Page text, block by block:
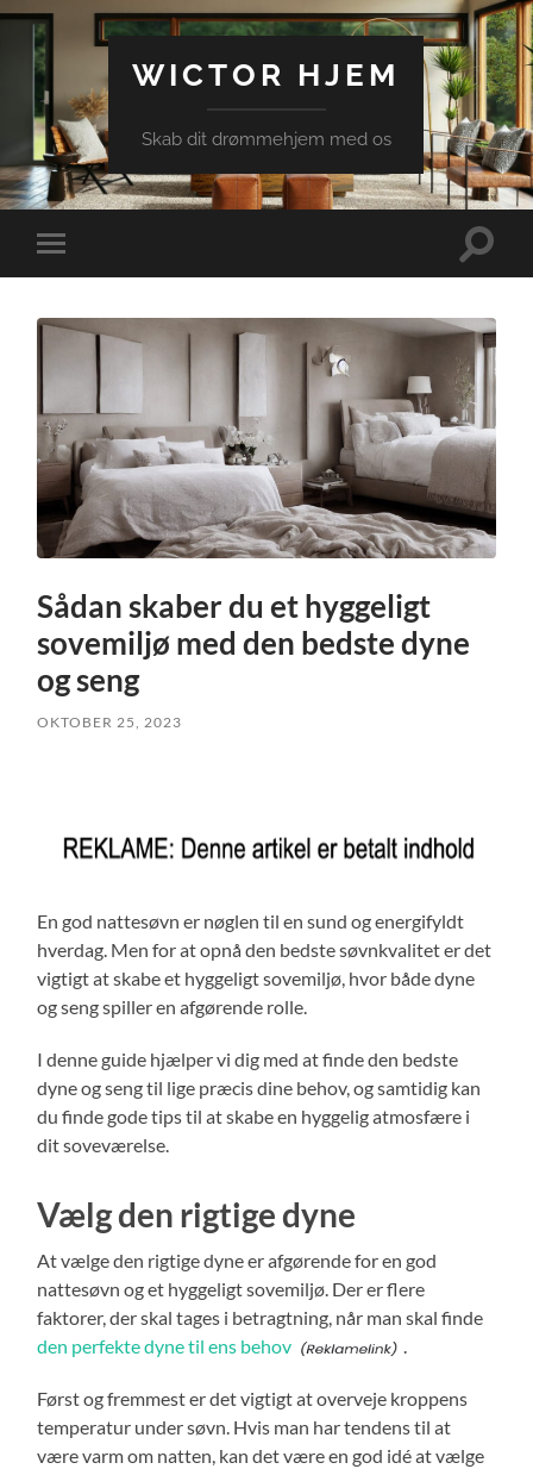
WICTOR HJEM
Skab dit drømmehjem med os
Toggle
mobile
Toggle
Sådan skaber du et hyggeligt
sovemiljø med den bedste dyne
og seng
OKTOBER 25, 2023
En god nattesøvn er nøglen til en sund og energifyldt
hverdag. Men for at opnå den bedste søvnkvalitet er det
vigtigt at skabe et hyggeligt sovemiljø, hvor både dyne
og seng spiller en afgørende rolle.
I denne guide hjælper vi dig med at finde den bedste
dyne og seng til lige præcis dine behov, og samtidig kan
du finde gode tips til at skabe en hyggelig atmosfære i
dit soveværelse.
Vælg den rigtige dyne
At vælge den rigtige dyne er afgørende for en god
nattesøvn og et hyggeligt sovemiljø. Der er flere
faktorer, der skal tages i betragtning, når man skal finde
den perfekte dyne til ens behov
.
Først og fremmest er det vigtigt at overveje kroppens
temperatur under søvn. Hvis man har tendens til at
være varm om natten, kan det være en god idé at vælge